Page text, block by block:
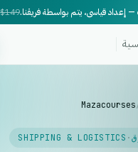
إعداد قياسي، يتم بواسطة فريقنا.$149
Mazacourses
·
SHIPPING & LOGISTICS